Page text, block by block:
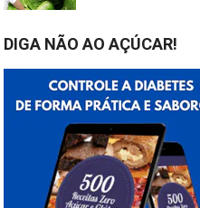
DIGA NÃO AO AÇÚCAR!